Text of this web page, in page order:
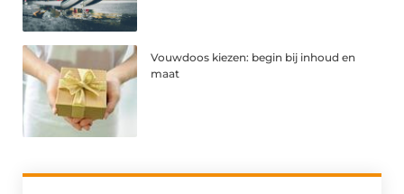
Vouwdoos kiezen: begin bij inhoud en
maat